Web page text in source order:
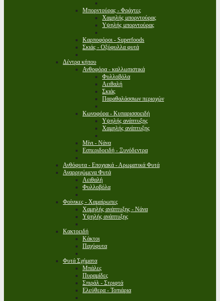
Μπορντούρας - Φράχτες
Χαμηλής μπορντούρας
Υψηλής μπορντούρας
Καρποφόροι - Superfoods
Σκιάς - Οξύφυλλα φυτά
Δέντρα κήπου
Ανθοφόρα - καλλωπιστικά
Φυλλοβόλα
Αειθαλή
Σκιάς
Παραθαλάσσιων περιοχών
Κωνοφόρα - Κυπαρισσοειδή
Υψηλής ανάπτυξης
Χαμηλής ανάπτυξης
Μίνι - Νάνα
Εσπεριδοειδή - Ξυνόδεντρα
Ανθόφυτα - Εποχιακά - Αρωματικά Φυτά
Αναρριχώμενα Φυτά
Αειθαλή
Φυλλοβόλα
Φοίνικες - Χαμαίρωπες
Χαμηλής ανάπτυξης - Νάνα
Υψηλής ανάπτυξης
Κακτοειδή
Κάκτοι
Παχύφυτα
Φυτά Σχήματα
Μπάλες
Πυραμίδες
Σπιράλ - Στριφτά
Ελεύθερα - Τοπιάρια